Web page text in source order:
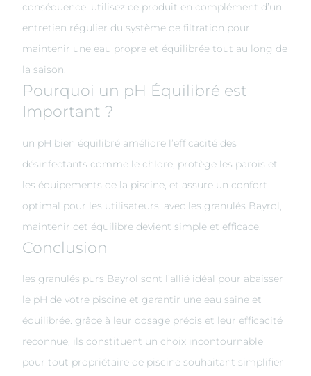
conséquence. utilisez ce produit en complément d’un
entretien régulier du système de filtration pour
maintenir une eau propre et équilibrée tout au long de
la saison.
Pourquoi un pH Équilibré est
Important ?
un pH bien équilibré améliore l’efficacité des
désinfectants comme le chlore, protège les parois et
les équipements de la piscine, et assure un confort
optimal pour les utilisateurs. avec les granulés Bayrol,
maintenir cet équilibre devient simple et efficace.
Conclusion
les granulés purs Bayrol sont l’allié idéal pour abaisser
le pH de votre piscine et garantir une eau saine et
équilibrée. grâce à leur dosage précis et leur efficacité
reconnue, ils constituent un choix incontournable
pour tout propriétaire de piscine souhaitant simplifier